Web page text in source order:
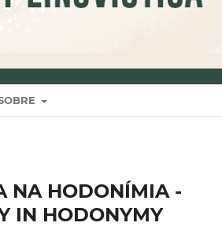
NA HODONÍMIA -
IN HODONYMY